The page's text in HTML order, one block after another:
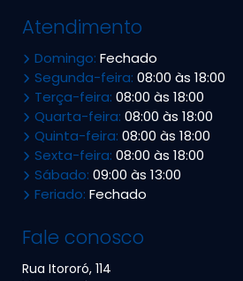
Atendimento
Domingo: Fechado
Segunda-feira: 08:00 às 18:00
Terça-feira: 08:00 às 18:00
Quarta-feira: 08:00 às 18:00
Quinta-feira: 08:00 às 18:00
Sexta-feira: 08:00 às 18:00
Sábado: 09:00 às 13:00
Feriado: Fechado
Fale conosco
Rua Itororó, 114